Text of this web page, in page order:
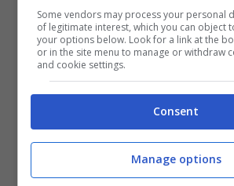
Some vendors may process your personal
of legitimate interest, which you can object
your options below. Look for a link at the
or in the site menu to manage or withdraw
and cookie settings.
Consent
Manage options